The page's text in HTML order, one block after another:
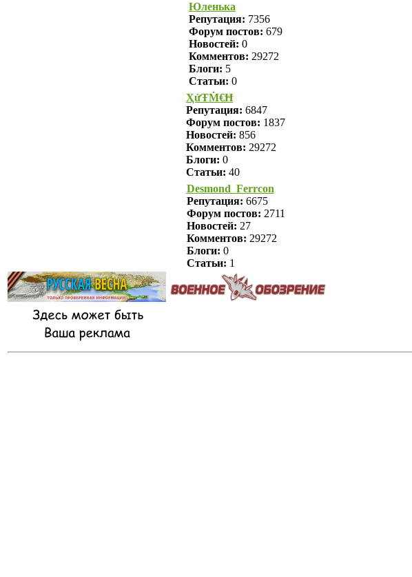
Юленька
Репутация: 7356
Форум постов: 679
Новостей: 0
Комментов: 29272
Блоги: 5
Статьи: 0
ҲửŦṀ€Ħ
Репутация: 6847
Форум постов: 1837
Новостей: 856
Комментов: 29272
Блоги: 0
Статьи: 40
Desmond_Ferrcon
Репутация: 6675
Форум постов: 2711
Новостей: 27
Комментов: 29272
Блоги: 0
Статьи: 1